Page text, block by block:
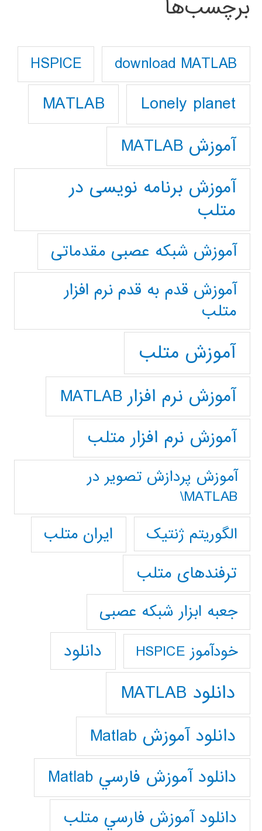
برچسب‌ها
download MATLAB
HSPICE
Lonely planet
MATLAB
آموزش MATLAB
آموزش برنامه نویسی در
متلب
آموزش شبکه عصبی مقدماتی
آموزش قدم به قدم نرم افزار
متلب
آموزش متلب
آموزش نرم افزار MATLAB
آموزش نرم افزار متلب
آموزش پردازش تصوير در
MATLAB\
الگوریتم ژنتیک
ایران متلب
ترفندهای متلب
جعبه ابزار شبکه عصبی
خودآموز HSPICE دانلود
دانلود MATLAB
دانلود آموزش Matlab
دانلود آموزش فارسي Matlab
دانلود آموزش فارسي متلب